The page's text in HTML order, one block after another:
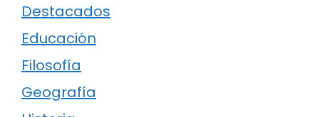
Destacados
Educación
Filosofía
Geografía